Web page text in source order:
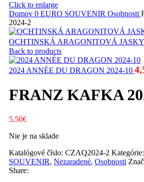
Click to enlarge
Domov 0 EURO SOUVENIR Osobnosti
2024-2
OCHTINSKÁ ARAGONITOVÁ
Back to products
2024 ANNÉE DU DRAGON 2024-10
FRANZ KAFKA
5,50€
Nie je na sklade
Katalógové číslo: CZAQ2024-2 Kategórie:
SOUVENIR, Nezaradené, Osobnosti
Share: